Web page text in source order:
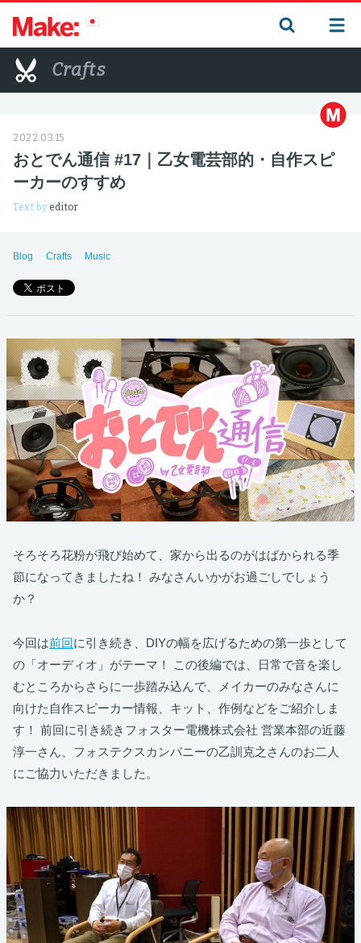
Crafts
2022.03.15
おとでん通信 #17｜乙女電芸部的・自作スピ
ーカーのすすめ
Text by editor
Blog Crafts Music
そろそろ花粉が飛び始めて、家から出るのがはばかられる季
節になってきましたね！ みなさんいかがお過ごしでしょう
か？
今回は前回に引き続き、DIYの幅を広げるための第一歩として
の「オーディオ」がテーマ！ この後編では、日常で音を楽し
むところからさらに一歩踏み込んで、メイカーのみなさんに
向けた自作スピーカー情報、キット、作例などをご紹介しま
す！ 前回に引き続きフォスター電機株式会社 営業本部の近藤
淳一さん、フォステクスカンパニーの乙訓克之さんのお二人
にご協力いただきました。